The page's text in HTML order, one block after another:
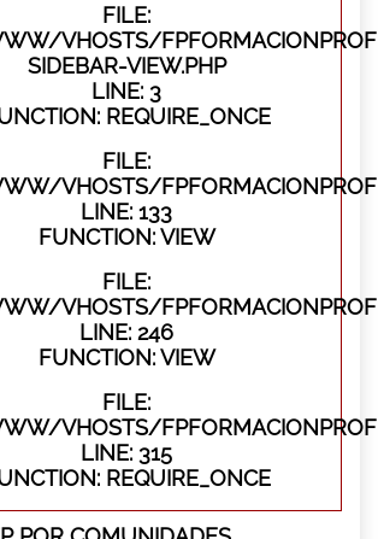
FILE:
VHOSTS/
SIDEBAR-VIEW.PHP
LINE: 3
REQUIRE_ONCE
FILE:
VHOSTS/
LINE: 133
FUNCTION: VIEW
FILE:
VHOSTS/
LINE: 246
FUNCTION: VIEW
FILE:
VHOSTS/
LINE: 315
REQUIRE_ONCE